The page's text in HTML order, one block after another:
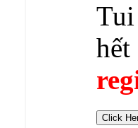
Tui